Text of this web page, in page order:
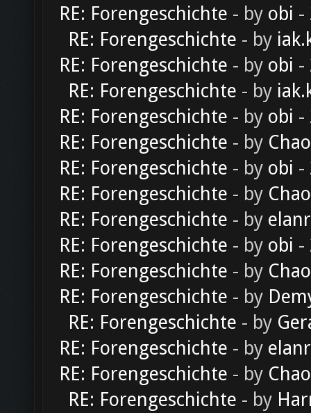
RE: Forengeschichte - by obi -
RE: Forengeschichte - by
RE: Forengeschichte - by obi -
RE: Forengeschichte - by
RE: Forengeschichte - by obi -
RE: Forengeschichte - by
RE: Forengeschichte - by obi -
RE: Forengeschichte - by
RE: Forengeschichte - by
RE: Forengeschichte - by obi -
RE: Forengeschichte - by
RE: Forengeschichte - by
RE: Forengeschichte - by
RE: Forengeschichte - by
RE: Forengeschichte - by
RE: Forengeschichte - by